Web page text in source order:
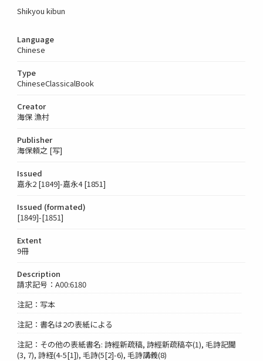
Shikyou kibun
Language
Chinese
Type
ChineseClassicalBook
Creator
海保 漁村
Publisher
海保頼之 [写]
Issued
嘉永2 [1849]-嘉永4 [1851]
Issued (formated)
[1849]-[1851]
Extent
9冊
Description
請求記号：A00:6180
注記：写本
注記：書名は2の表紙による
注記：その他の表紙書名: 詩經新疏稿, 詩經新疏稿夲(1), 毛詩記聞
(3, 7), 詩経(4-5[1]), 毛詩(5[2]-6), 毛詩講義(8)